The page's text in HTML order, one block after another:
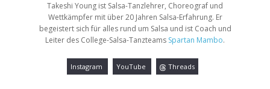
Takeshi Young ist Salsa-Tanzlehrer, Choreograf und
Wettkämpfer mit über 20 Jahren Salsa-Erfahrung. Er
begeistert sich für alles rund um Salsa und ist Coach und
Leiter des College-Salsa-Tanzteams Spartan Mambo.
Instagram YouTube Threads